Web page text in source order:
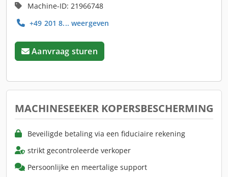
Machine-ID: 21966748
+49 201 8... weergeven
Aanvraag sturen
MACHINESEEKER KOPERSBESCHERMING
Beveiligde betaling via een fiduciaire rekening
strikt gecontroleerde verkoper
Persoonlijke en meertalige support